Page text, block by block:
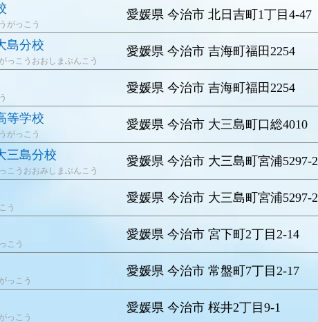
がっこう
愛媛県 今治市 北日吉町1丁目4-47
島分校
っこうおおしまぶんこう
愛媛県 今治市 吉海町福田2254
愛媛県 今治市 吉海町福田2254
等学校
がっこう
愛媛県 今治市 大三島町口総4010
三島分校
こうおおみしまぶんこう
愛媛県 今治市 大三島町宮浦5297-2
う
愛媛県 今治市 大三島町宮浦5297-2
こう
愛媛県 今治市 宮下町2丁目2-14
っこう
愛媛県 今治市 常盤町7丁目2-17
っこう
愛媛県 今治市 桜井2丁目9-1